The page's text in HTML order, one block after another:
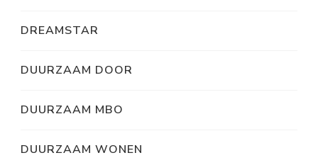
DREAMSTAR
DUURZAAM DOOR
DUURZAAM MBO
DUURZAAM WONEN